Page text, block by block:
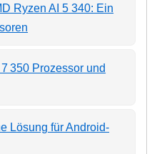
Ryzen AI 5 340: Ein
350 Prozessor und
Lösung für Android-